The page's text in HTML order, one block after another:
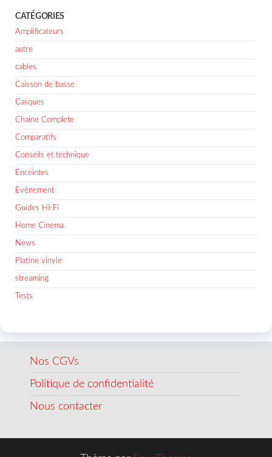
CATÉGORIES
Amplificateurs
autre
cables
Caisson de basse
Casques
Chaine Complete
Comparatifs
Conseils et technique
Enceintes
Evènement
Guides Hi-Fi
Home Cinema
News
Platine vinyle
streaming
Tests
Nos CGVs
Politique de confidentialité
Nous contacter